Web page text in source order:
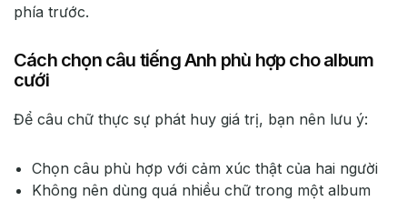
phía trước.
Cách chọn câu tiếng Anh phù hợp cho album
cưới
Để câu chữ thực sự phát huy giá trị, bạn nên lưu ý:
Chọn câu phù hợp với cảm xúc thật của hai người
Không nên dùng quá nhiều chữ trong một album